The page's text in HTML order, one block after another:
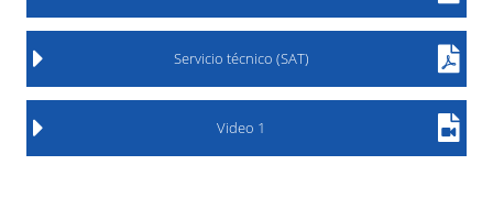
Servicio técnico (SAT)
Video 1